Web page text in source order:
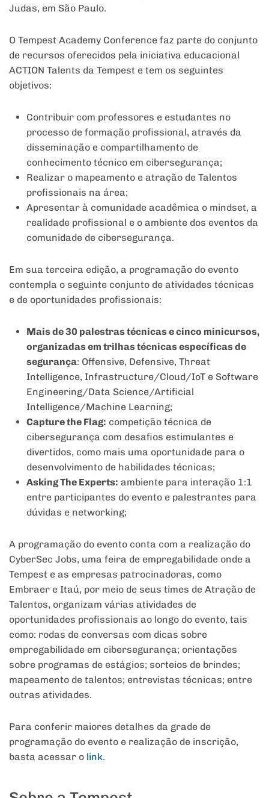
Judas, em São Paulo.
O Tempest Academy Conference faz parte do conjunto
de recursos oferecidos pela iniciativa educacional
ACTION Talents da Tempest e tem os seguintes
objetivos:
Contribuir com professores e estudantes no
processo de formação profissional, através da
disseminação e compartilhamento de
conhecimento técnico em cibersegurança;
Realizar o mapeamento e atração de Talentos
profissionais na área;
Apresentar à comunidade acadêmica o mindset, a
realidade profissional e o ambiente dos eventos da
comunidade de cibersegurança.
Em sua terceira edição, a programação do evento
contempla o seguinte conjunto de atividades técnicas
e de oportunidades profissionais:
Mais de 30 palestras técnicas e cinco minicursos,
organizadas em trilhas técnicas específicas de
segurança: Offensive, Defensive, Threat
Intelligence, Infrastructure/Cloud/IoT e Software
Engineering/Data Science/Artificial
Intelligence/Machine Learning;
Capture the Flag: competição técnica de
cibersegurança com desafios estimulantes e
divertidos, como mais uma oportunidade para o
desenvolvimento de habilidades técnicas;
Asking The Experts: ambiente para interação 1:1
entre participantes do evento e palestrantes para
dúvidas e networking;
A programação do evento conta com a realização do
CyberSec Jobs, uma feira de empregabilidade onde a
Tempest e as empresas patrocinadoras, como
Embraer e Itaú, por meio de seus times de Atração de
Talentos, organizam várias atividades de
oportunidades profissionais ao longo do evento, tais
como: rodas de conversas com dicas sobre
empregabilidade em cibersegurança; orientações
sobre programas de estágios; sorteios de brindes;
mapeamento de talentos; entrevistas técnicas; entre
outras atividades.
Para conferir maiores detalhes da grade de
programação do evento e realização de inscrição,
basta acessar o link.